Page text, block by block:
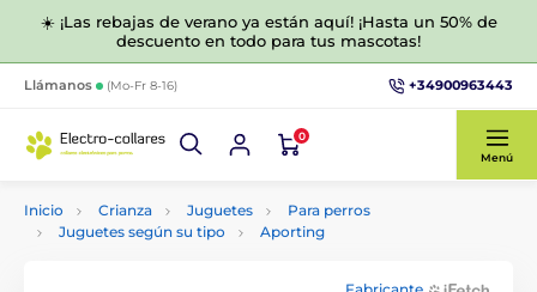
☀️ ¡Las rebajas de verano ya están aquí! ¡Hasta un 50% de
descuento en todo para tus mascotas!
Llámanos (Mo-Fr 8-16) +34900963443
0
Menú
Inicio Crianza Juguetes
Para perros
Juguetes según su tipo
Aporting